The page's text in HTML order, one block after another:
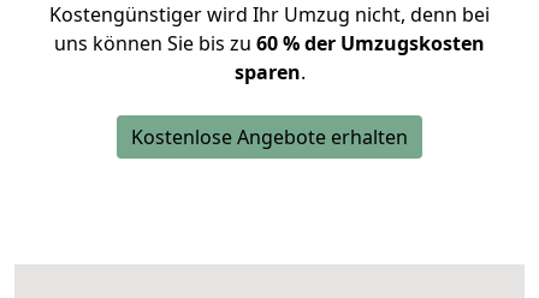
Kostengünstiger wird Ihr Umzug nicht, denn bei
uns können Sie bis zu 60 % der Umzugskosten
sparen.
Kostenlose Angebote erhalten